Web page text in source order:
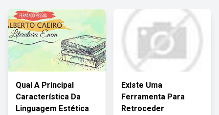
Qual A Principal
Característica Da
Linguagem Estética
Existe Uma
Ferramenta Para
Retroceder